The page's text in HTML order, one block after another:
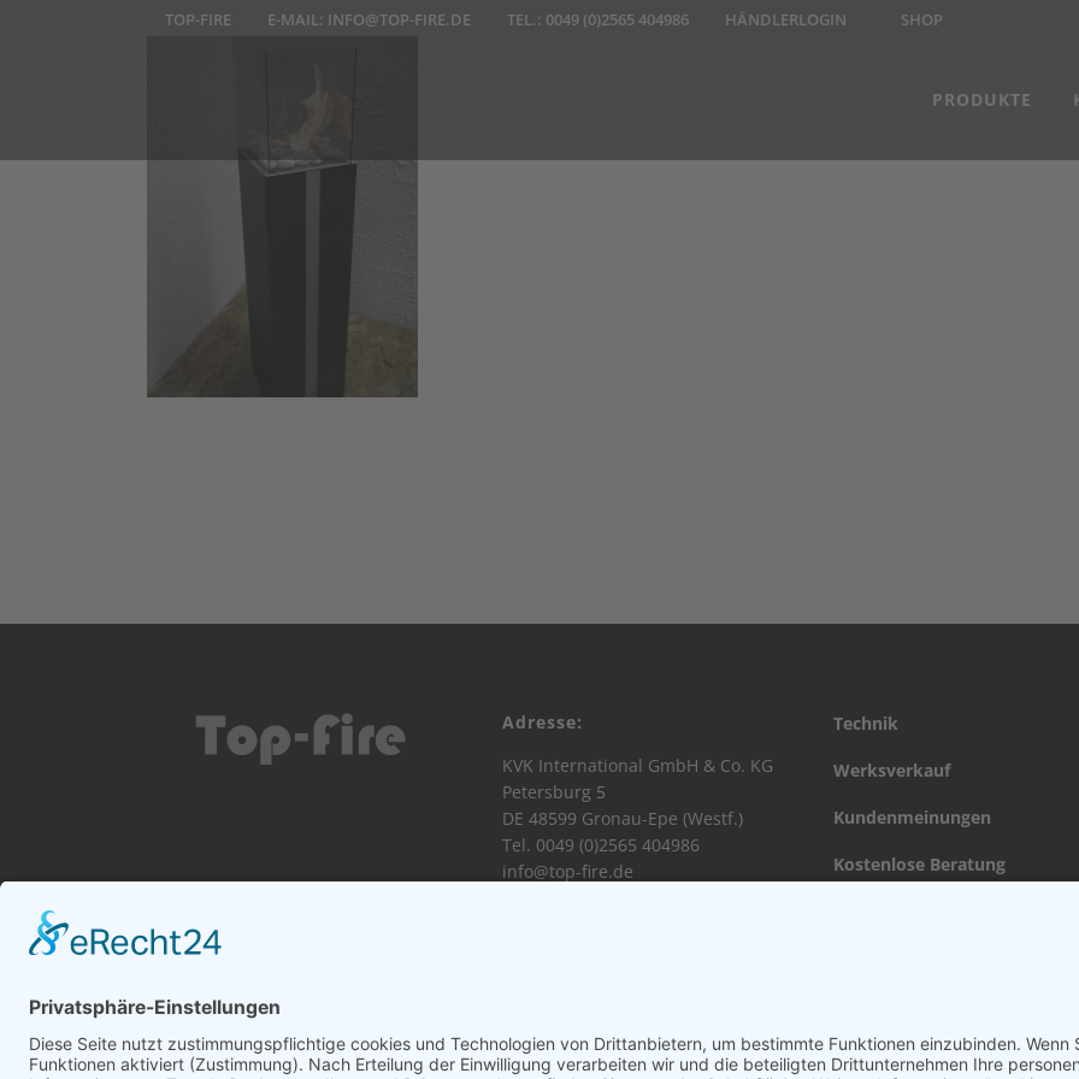
TOP-FIRE E-MAIL: INFO@TOP-FIRE.DE TEL.: 0049 (0)2565 404986 HÄNDLERLOGIN SHOP
PRODUKTE
Adresse:
KVK International GmbH & Co. KG
Petersburg 5
DE 48599 Gronau-Epe (Westf.)
Tel. 0049 (0)2565 404986
info@top-fire.de
Technik
Werksverkauf
Kundenmeinungen
Kostenlose Beratung
Impressum